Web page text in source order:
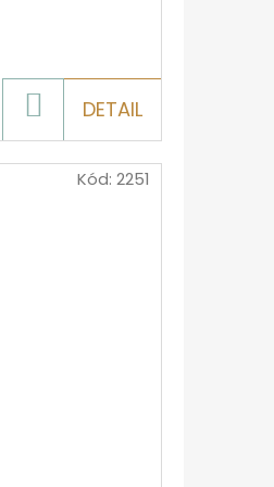
KOŠÍKU
DETAIL
Kód: 2251